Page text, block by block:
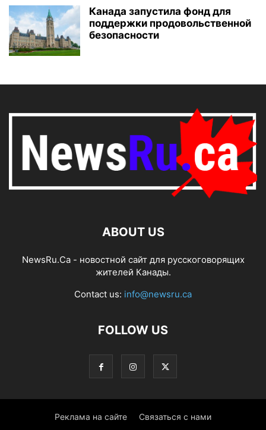
Канада запустила фонд для
поддержки продовольственной
безопасности
ABOUT US
NewsRu.Ca - новостной сайт для русскоговорящих
жителей Канады.
Contact us: info@newsru.ca
FOLLOW US
Реклама на сайте Связаться с нами